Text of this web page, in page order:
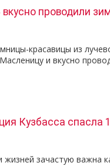
проводили
красавицы из
и вкусно
Кузбасса спасла
жизней зачастую важна